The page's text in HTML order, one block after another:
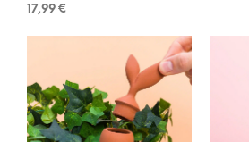
17,99 €